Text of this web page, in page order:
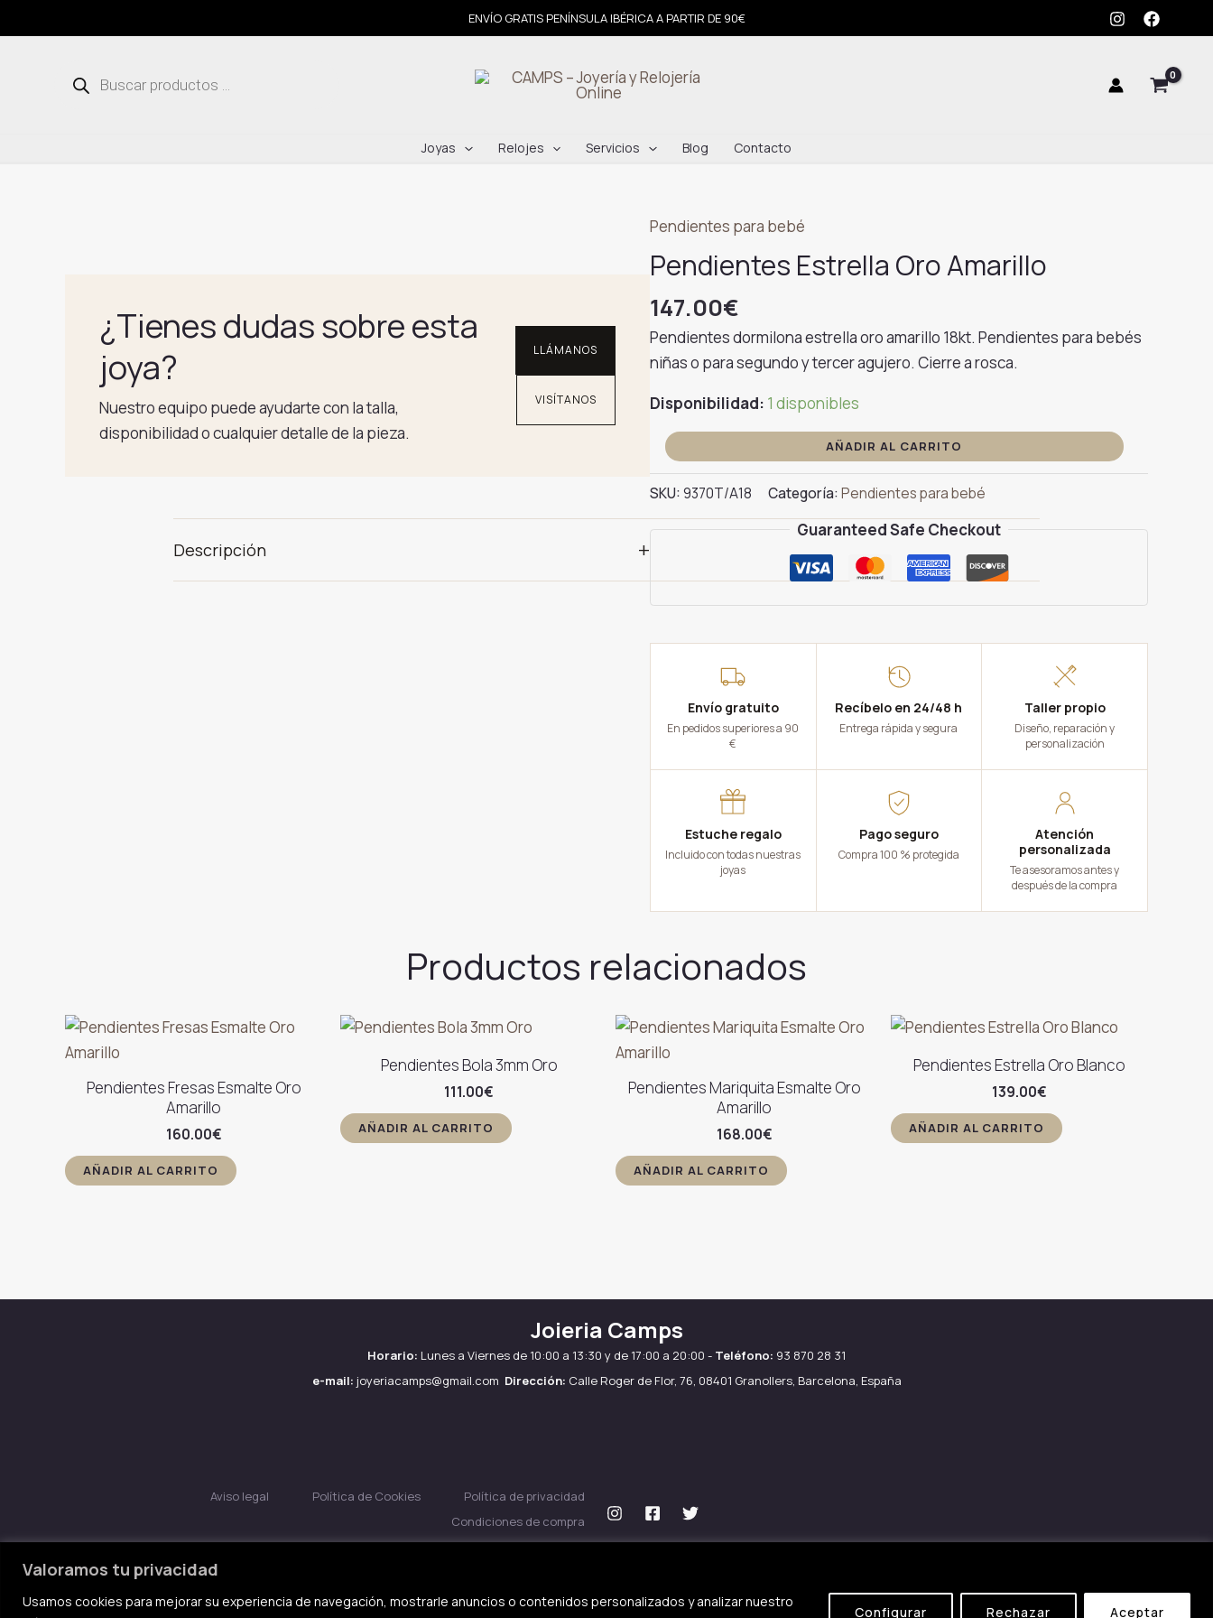
Valoramos tu privacidad
Usamos cookies para mejorar su experiencia de navegación, mostrarle anuncios o contenidos personalizados y analizar nuestro
Configurar Rechazar Aceptar
al
ENVÍO GRATIS PENÍNSULA IBÉRICA A PARTIR DE 90€
productos
Joyas Relojes Servicios Blog Contacto
Pendientes para bebé
Pendientes Estrella Oro Amarillo
147.00€
Pendientes dormilona estrella oro amarillo 18kt. Pendientes para bebés
niñas o para segundo y tercer agujero. Cierre a rosca.
Disponibilidad: 1 disponibles
Pendientes
Estrella
Oro
Amarillo
AÑADIR AL CARRITO
SKU:9370T/A18 Categoría:Pendientes para bebé
Guaranteed Safe Checkout
Envío gratuito
En pedidos superiores a 90
€
Recíbelo en 24/48 h
Entrega rápida y segura
Taller propio
Diseño, reparación y
personalización
Estuche regalo
Incluido con todas nuestras
joyas
Pago seguro
Compra 100 % protegida
Atención
personalizada
Te asesoramos antes y
después de la compra
¿Tienes dudas sobre esta
joya?
Nuestro equipo puede ayudarte con la talla,
disponibilidad o cualquier detalle de la pieza.
LLÁMANOS
VISÍTANOS
Descripción +
Productos relacionados
Pendientes Fresas Esmalte Oro
Amarillo
160.00€
AÑADIR AL CARRITO
Pendientes Bola 3mm Oro
111.00€
AÑADIR AL CARRITO
Pendientes Mariquita Esmalte Oro
Amarillo
168.00€
AÑADIR AL CARRITO
Pendientes Estrella Oro Blanco
139.00€
AÑADIR AL CARRITO
Joieria Camps
Horario: Lunes a Viernes de 10:00 a 13:30 y de 17:00 a 20:00 - Teléfono: 93 870 28 31
e-mail: joyeriacamps@gmail.com Dirección: Calle Roger de Flor, 76, 08401 Granollers, Barcelona, España
Aviso legal Política de Cookies
Política de privacidad
Condiciones de compra
Oro